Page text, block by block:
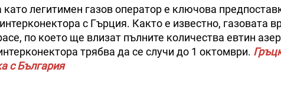
легитимен газов оператор е ключова
с Гърция. Както е известно, газовата
по което ще влизат пълните количества евтин
трябва да се случи до 1 октомври.
с България